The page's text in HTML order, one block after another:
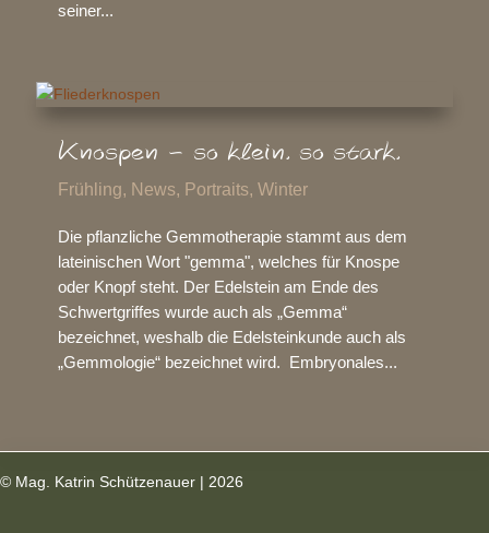
seiner...
Knospen – so klein. so stark.
Frühling, News, Portraits, Winter
Die pflanzliche Gemmotherapie stammt aus dem
lateinischen Wort "gemma", welches für Knospe
oder Knopf steht. Der Edelstein am Ende des
Schwertgriffes wurde auch als „Gemma“
bezeichnet, weshalb die Edelsteinkunde auch als
„Gemmologie“ bezeichnet wird. Embryonales...
© Mag. Katrin Schützenauer | 2026